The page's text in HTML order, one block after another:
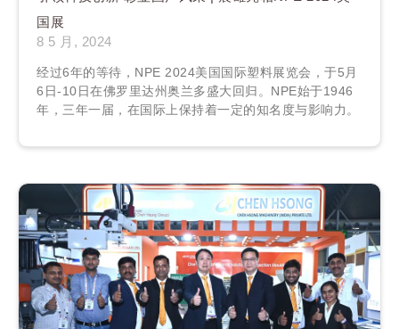
国展
8 5 月, 2024
经过6年的等待，NPE 2024美国国际塑料展览会，于5月
6日-10日在佛罗里达州奥兰多盛大回归。NPE始于1946
年，三年一届，在国际上保持着一定的知名度与影响力。